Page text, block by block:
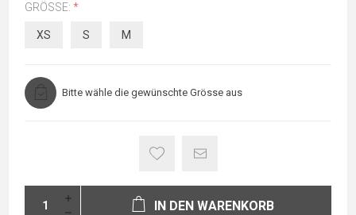
GRÖSSE: *
XS S M
Bitte wähle die gewünschte Grösse aus
IN DEN WARENKORB